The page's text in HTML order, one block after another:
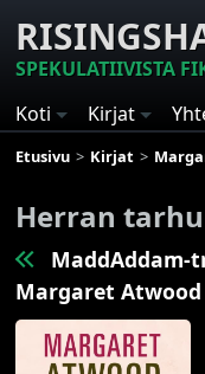
SPEKULATIIVISTA
Koti
Kirjat
Etusivu Kirjat
Herran
MaddAddam-
Margaret Atwood